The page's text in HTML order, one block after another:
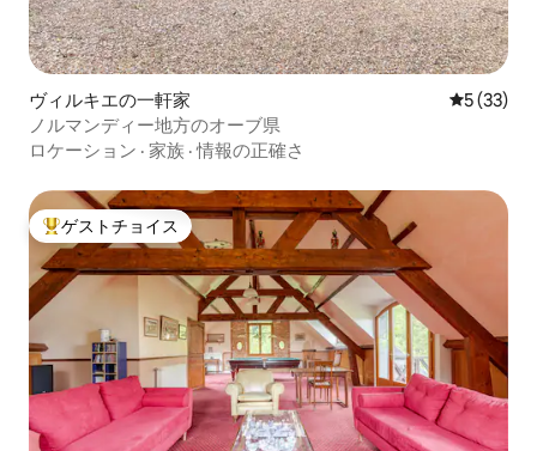
ヴィルキエの一軒家 レビュー
5 (33)
ノルマンディー地方のオーブ県
ロケーション · 家族 ·情報の正確さ
大好評のゲストチョイスです。
ゲストチョイス